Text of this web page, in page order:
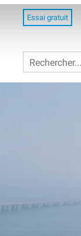
Essai gratuit